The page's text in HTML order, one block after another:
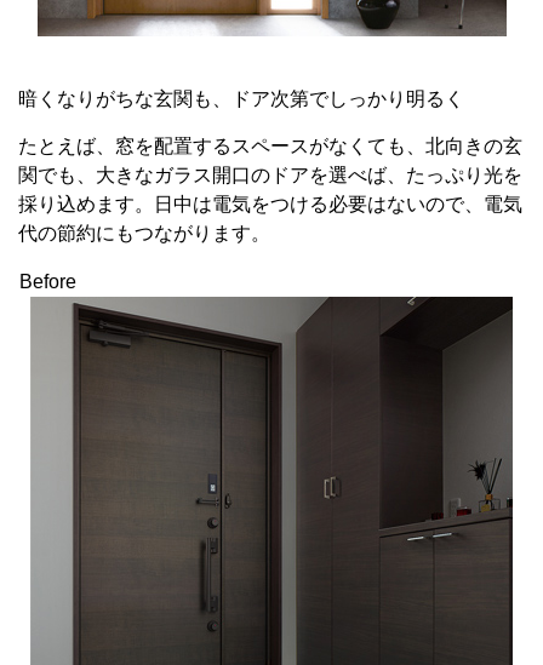
暗くなりがちな玄関も、ドア次第でしっかり明るく
たとえば、窓を配置するスペースがなくても、北向きの玄
関でも、大きなガラス開口のドアを選べば、たっぷり光を
採り込めます。日中は電気をつける必要はないので、電気
代の節約にもつながります。
Before